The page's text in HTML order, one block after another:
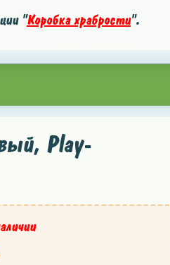
"Коробка храбрости".
Play-